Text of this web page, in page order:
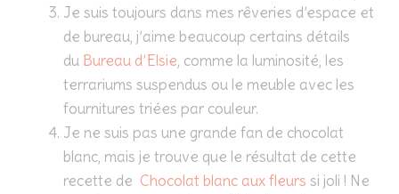
Je suis toujours dans mes rêveries d’espace et
de bureau, j’aime beaucoup certains détails
du Bureau d’Elsie, comme la luminosité, les
terrariums suspendus ou le meuble avec les
fournitures triées par couleur.
Je ne suis pas une grande fan de chocolat
blanc, mais je trouve que le résultat de cette
recette de Chocolat blanc aux fleurs si joli ! Ne